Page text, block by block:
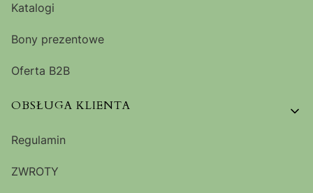
Katalogi
Bony prezentowe
Oferta B2B
OBSŁUGA KLIENTA
Regulamin
ZWROTY